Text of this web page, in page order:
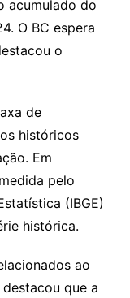
acumulado do
O BC espera
o
de
históricos
Em
pelo
(IBGE)
histórica.
ao
que a